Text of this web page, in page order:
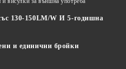
130-150LM/W И 5-годишна
и единични бройки